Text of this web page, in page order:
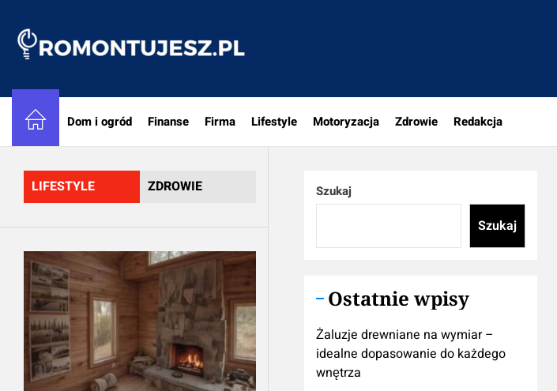
content
Dom i ogród Finanse Firma Lifestyle Motoryzacja Zdrowie Redakcja
LIFESTYLE ZDROWIE Szukaj
Szukaj
Ostatnie wpisy
Żaluzje drewniane na wymiar –
idealne dopasowanie do każdego
wnętrza